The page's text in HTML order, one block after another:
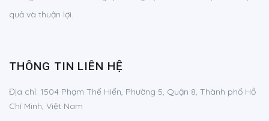
quả và thuận lợi.
THÔNG TIN LIÊN HỆ
Địa chỉ: 1504 Phạm Thế Hiển, Phường 5, Quận 8, Thành phố Hồ
Chí Minh, Việt Nam